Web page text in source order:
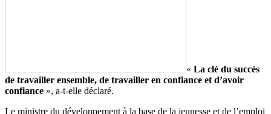
« La clé du succès
de travailler ensemble, de travailler en confiance et d’avoir
confiance », a-t-elle déclaré.
Le ministre du développement à la base de la jeunesse et de l’emploi